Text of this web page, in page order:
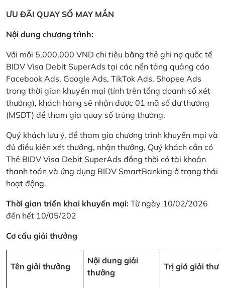
ƯU ĐÃI QUAY SỐ MAY MẮN
Nội dung chương trình:
Với mỗi 5,000,000 VND chi tiêu bằng thẻ ghi nợ quốc tế
BIDV Visa Debit SuperAds tại các nền tảng quảng cáo
Facebook Ads, Google Ads, TikTok Ads, Shopee Ads
trong thời gian khuyến mại (tính trên tổng doanh số xét
thưởng), khách hàng sẽ nhận được 01 mã số dự thưởng
(MSDT) để tham gia quay số trúng thưởng.
Quý khách lưu ý, để tham gia chương trình khuyến mại và
đủ điều kiện xét thưởng, nhận thưởng, Quý khách cần có
Thẻ BIDV Visa Debit SuperAds đồng thời có tài khoản
thanh toán và ứng dụng BIDV SmartBanking ở trạng thái
hoạt động.
Thời gian triển khai khuyến mại: Từ ngày 10/02/2026
đến hết 10/05/202
Cơ cấu giải thưởng
Tên giải thưởng
Nội dung giải
thưởng
Trị giá giải